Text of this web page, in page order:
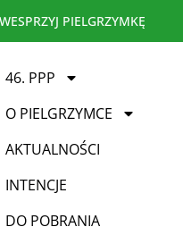
WESPRZYJ PIELGRZYMKĘ
46. PPP
O PIELGRZYMCE
AKTUALNOŚCI
INTENCJE
DO POBRANIA